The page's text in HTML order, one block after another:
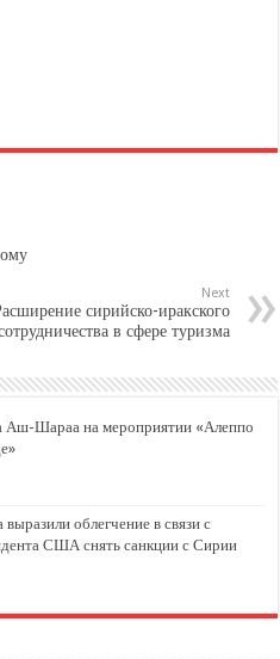
Next
сирийско-иракского
в сфере туризма
Аш-Шараа на мероприятии «Алеппо
облегчение в связи с
США снять санкции с Сирии